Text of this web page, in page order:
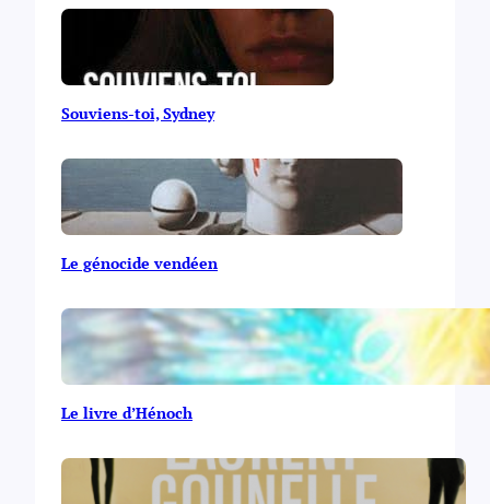
Souviens-toi, Sydney
Le génocide vendéen
Le livre d’Hénoch